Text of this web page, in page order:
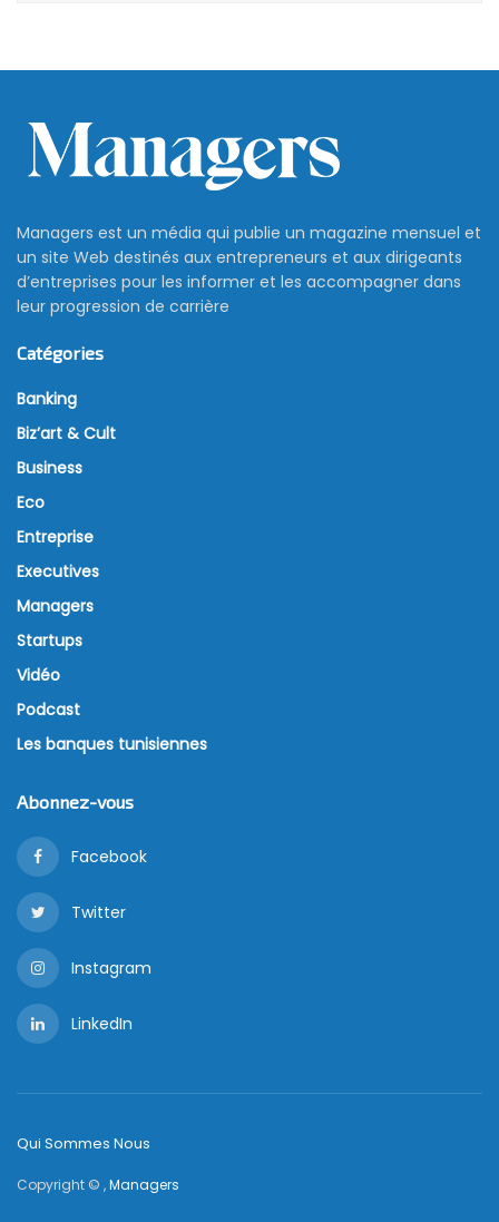
Managers est un média qui publie un magazine mensuel et
un site Web destinés aux entrepreneurs et aux dirigeants
d’entreprises pour les informer et les accompagner dans
leur progression de carrière
Catégories
Banking
Biz’art & Cult
Business
Eco
Entreprise
Executives
Managers
Startups
Vidéo
Podcast
Les banques tunisiennes
Abonnez-vous
Facebook
Twitter
Instagram
LinkedIn
Qui Sommes Nous
Copyright © ,Managers